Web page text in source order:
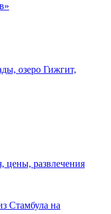
озеро Гижгит,
цены, развлечения
Стамбула на